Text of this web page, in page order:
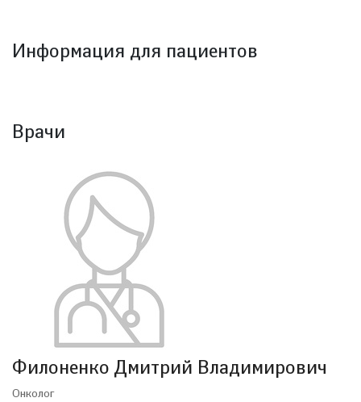
Информация для пациентов
Врачи
Филоненко Дмитрий Владимирович
Онколог